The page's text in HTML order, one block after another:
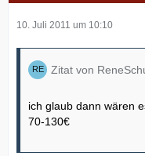
10. Juli 2011 um 10:10
Zitat von
ich glaub dann wären
70-130€